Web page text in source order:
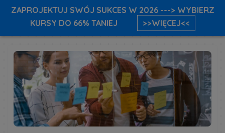
ZAPROJEKTUJ SWÓJ SUKCES W 2026 ---> WYBIERZ
KURSY DO 66% TANIEJ
>>WIĘCEJ<<